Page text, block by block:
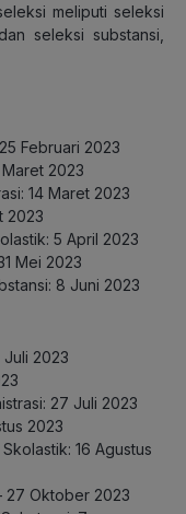
meliputi seleksi
seleksi substansi,
Februari 2023
Maret 2023
14 Maret 2023
2023
5 April 2023
Mei 2023
8 Juni 2023
2023
27 Juli 2023
2023
16 Agustus
27 Oktober 2023